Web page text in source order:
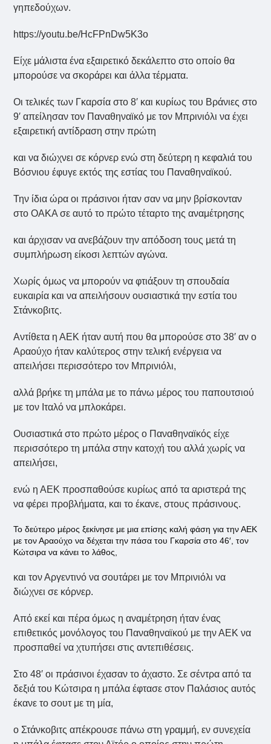
γηπεδούχων.
https://youtu.be/HcFPnDw5K3o
Είχε μάλιστα ένα εξαιρετικό δεκάλεπτο στο οποίο θα
μπορούσε να σκοράρει και άλλα τέρματα.
Οι τελικές των Γκαρσία στο 8′ και κυρίως του Βράνιες στο
9′ απείλησαν τον Παναθηναϊκό με τον Μπρινιόλι να έχει
εξαιρετική αντίδραση στην πρώτη
και να διώχνει σε κόρνερ ενώ στη δεύτερη η κεφαλιά του
Βόσνιου έφυγε εκτός της εστίας του Παναθηναϊκού.
Την ίδια ώρα οι πράσινοι ήταν σαν να μην βρίσκονταν
στο ΟΑΚΑ σε αυτό το πρώτο τέταρτο της αναμέτρησης
και άρχισαν να ανεβάζουν την απόδοση τους μετά τη
συμπλήρωση είκοσι λεπτών αγώνα.
Χωρίς όμως να μπορούν να φτιάξουν τη σπουδαία
ευκαιρία και να απειλήσουν ουσιαστικά την εστία του
Στάνκοβιτς.
Αντίθετα η ΑΕΚ ήταν αυτή που θα μπορούσε στο 38′ αν ο
Αραούχο ήταν καλύτερος στην τελική ενέργεια να
απειλήσει περισσότερο τον Μπρινιόλι,
αλλά βρήκε τη μπάλα με το πάνω μέρος του παπουτσιού
με τον Ιταλό να μπλοκάρει.
Ουσιαστικά στο πρώτο μέρος ο Παναθηναϊκός είχε
περισσότερο τη μπάλα στην κατοχή του αλλά χωρίς να
απειλήσει,
ενώ η ΑΕΚ προσπαθούσε κυρίως από τα αριστερά της
να φέρει προβλήματα, και το έκανε, στους πράσινους.
Το δεύτερο μέρος ξεκίνησε με μια επίσης καλή φάση για την ΑΕΚ
με τον Αραούχο να δέχεται την πάσα του Γκαρσία στο 46′, τον
Κώτσιρα να κάνει το λάθος,
και τον Αργεντινό να σουτάρει με τον Μπρινιόλι να
διώχνει σε κόρνερ.
Από εκεί και πέρα όμως η αναμέτρηση ήταν ένας
επιθετικός μονόλογος του Παναθηναϊκού με την ΑΕΚ να
προσπαθεί να χτυπήσει στις αντεπιθέσεις.
Στο 48′ οι πράσινοι έχασαν το άχαστο. Σε σέντρα από τα
δεξιά του Κώτσιρα η μπάλα έφτασε στον Παλάσιος αυτός
έκανε το σουτ με τη μία,
ο Στάνκοβιτς απέκρουσε πάνω στη γραμμή, εν συνεχεία